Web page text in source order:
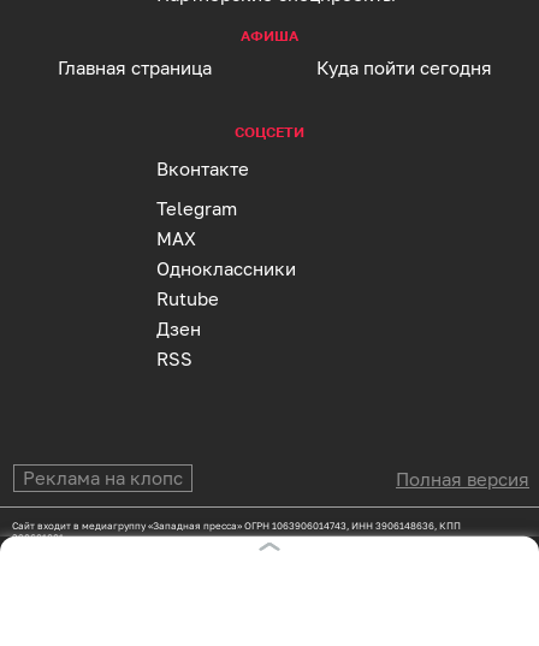
АФИША
Главная страница Куда пойти сегодня
СОЦСЕТИ
Вконтакте
Telegram
MAX
Одноклассники
Rutube
Дзен
RSS
Реклама на клопс Полная версия
Сайт входит в медиагруппу «Западная пресса» ОГРН 1063906014743, ИНН 3906148636, КПП
390601001
Адрес редакции и учредителя: г. Калининград, ул. Рокоссовского, 16/18, пом. I, оф. 2